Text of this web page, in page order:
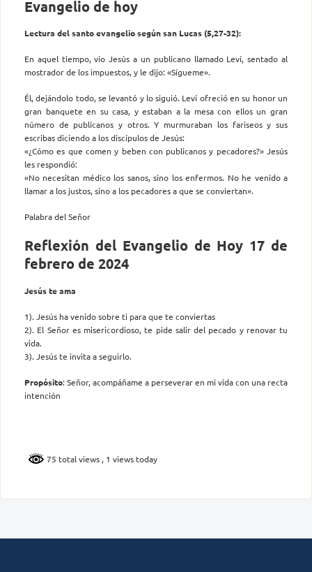
Evangelio de hoy
Lectura del santo evangelio según san Lucas (5,27-32):
En aquel tiempo, vio Jesús a un publicano llamado Leví, sentado al
mostrador de los impuestos, y le dijo: «Sígueme».
Él, dejándolo todo, se levantó y lo siguió. Leví ofreció en su honor un
gran banquete en su casa, y estaban a la mesa con ellos un gran
número de publicanos y otros. Y murmuraban los fariseos y sus
escribas diciendo a los discípulos de Jesús:
«¿Cómo es que comen y beben con publicanos y pecadores?» Jesús
les respondió:
«No necesitan médico los sanos, sino los enfermos. No he venido a
llamar a los justos, sino a los pecadores a que se conviertan».
Palabra del Señor
Reflexión del Evangelio de Hoy 17 de
febrero de 2024
Jesús te ama
1). Jesús ha venido sobre ti para que te conviertas
2). El Señor es misericordioso, te pide salir del pecado y renovar tu
vida.
3). Jesús te invita a seguirlo.
Propósito: Señor, acompáñame a perseverar en mi vida con una recta
intención
75 total views , 1 views today